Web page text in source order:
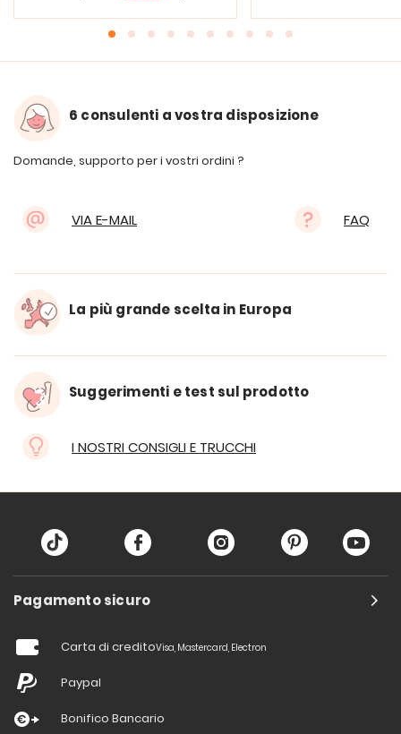
6 consulenti a vostra disposizione
Domande, supporto per i vostri ordini ?
VIA E-MAIL FAQ
La più grande scelta in Europa
Suggerimenti e test sul prodotto
I NOSTRI CONSIGLI E TRUCCHI
Pagamento sicuro
Carta di creditoVisa, Mastercard, Electron
Paypal
Bonifico Bancario